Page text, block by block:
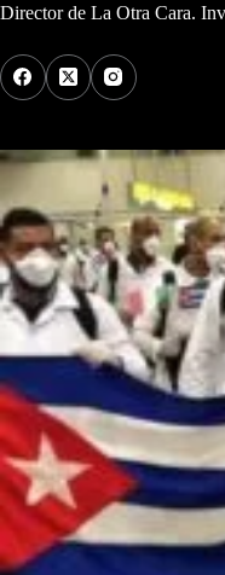
Director de La Otra Cara.